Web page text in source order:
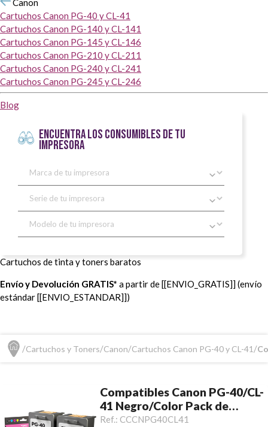
Canon
Cartuchos Canon PG-40 y CL-41
Cartuchos Canon PG-140 y CL-141
Cartuchos Canon PG-145 y CL-146
Cartuchos Canon PG-210 y CL-211
Cartuchos Canon PG-240 y CL-241
Cartuchos Canon PG-245 y CL-246
Blog
ENCUENTRA LOS CONSUMIBLES DE TU
IMPRESORA
Cartuchos de tinta y toners baratos
Envío y Devolución GRATIS* a partir de [[ENVIO_GRATIS]] (envío
estándar [[ENVIO_ESTANDAR]])
Cartuchos y Toners Canon Cartuchos Canon PG-40 y CL-41
Compatibles Canon PG-40/CL-
41 Negro/Color Pack de
Cartuchos
Ref.: CCCNPG40CL41